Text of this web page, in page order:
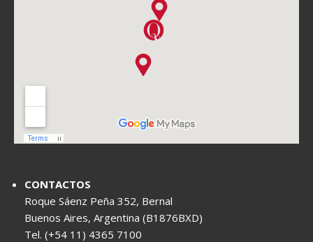
CONTACTOS
Roque Sáenz Peña 352, Bernal
Buenos Aires, Argentina (B1876BXD)
Tel. (+54 11) 4365 7100